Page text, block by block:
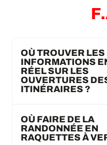
OÙ TROUVER LES
INFORMATIONS
RÉEL SUR LES
OUVERTURES
ITINÉRAIRES ?
OÙ FAIRE DE LA
RANDONNÉE EN
RAQUETTES À